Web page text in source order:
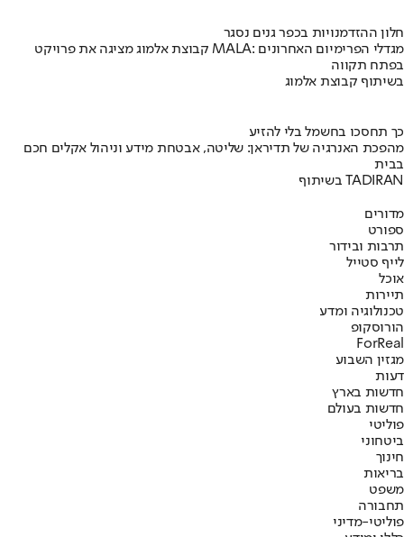
חלון ההזדמנויות בכפר גנים נסגר
קבוצת אלמוג מציגה את פרויקט MALA: מגדלי הפרימיום האחרונים
בפתח תקווה
בשיתוף קבוצת אלמוג
כך תחסכו בחשמל בלי להזיע
מהפכת האנרגיה של תדיראן: שליטה, אבטחת מידע וניהול אקלים חכם
בבית
בשיתוף TADIRAN
מדורים
ספורט
תרבות ובידור
לייף סטייל
אוכל
תיירות
טכנולוגיה ומדע
הורוסקופ
ForReal
מגזין השבוע
דעות
חדשות בארץ
חדשות בעולם
פוליטי
ביטחוני
חינוך
בריאות
משפט
תחבורה
פוליטי-מדיני